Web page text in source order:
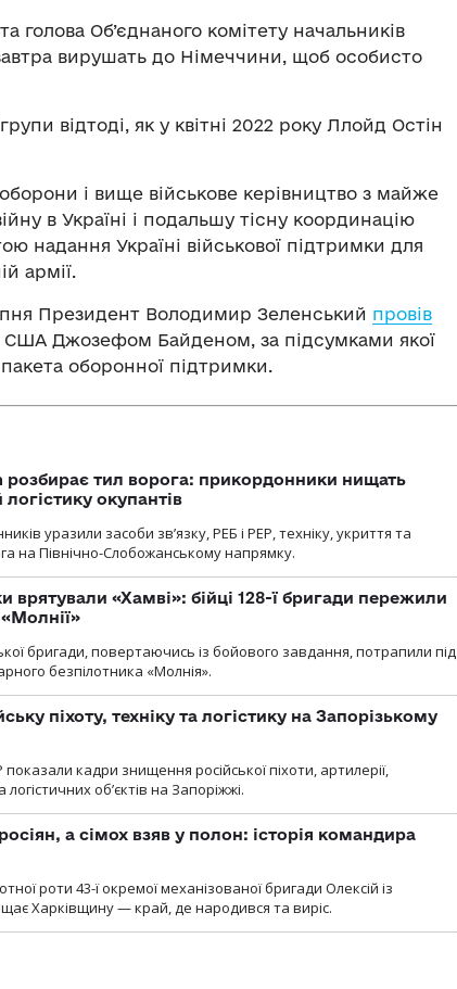
Об’єднаного комітету начальників
вирушать до Німеччини, щоб особисто
відтоді, як у квітні 2022 року Ллойд Остін
оборони і вище військове керівництво з майже
в Україні і подальшу тісну координацію
надання Україні військової підтримки для
армії.
Президент Володимир Зеленський провів
Джозефом Байденом, за підсумками якої
оборонної підтримки.
тил ворога: прикордонники нищать
логістику окупантів
уразили засоби зв’язку, РЕБ і РЕР, техніку, укриття та
на Північно-Слобожанському напрямку.
врятували «Хамві»: бійці 128-ї бригади пережили
бригади, повертаючись із бойового завдання, потрапили під
безпілотника «Молнія».
піхоту, техніку та логістику на Запорізькому
кадри знищення російської піхоти, артилерії,
об’єктів на Запоріжжі.
а сімох взяв у полон: історія командира
роти 43-ї окремої механізованої бригади Олексій із
Харківщину — край, де народився та виріс.